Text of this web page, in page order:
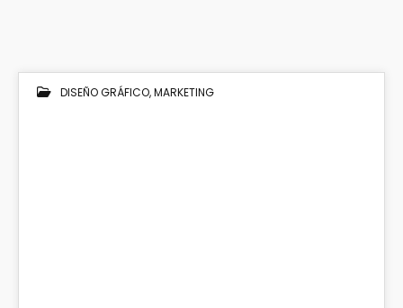
DISEÑO GRÁFICO,MARKETING